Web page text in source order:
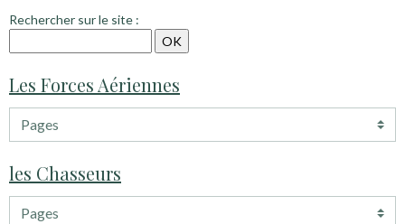
Rechercher sur le site :
Les Forces Aériennes
les Chasseurs